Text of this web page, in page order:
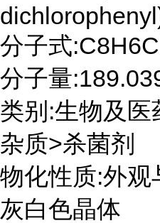
分子式
分子量
类别:生物及医
杂质>杀菌剂
物化性质:外观
灰白色晶体